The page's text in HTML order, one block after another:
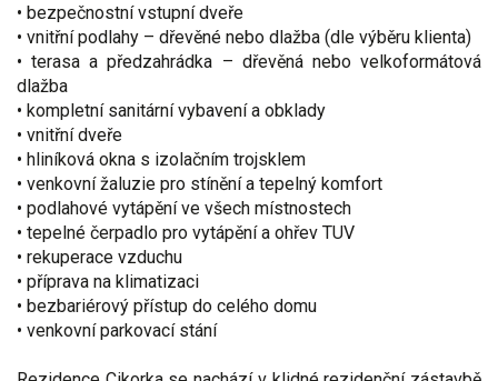
• bezpečnostní vstupní dveře
• vnitřní podlahy – dřevěné nebo dlažba (dle výběru klienta)
• terasa a předzahrádka – dřevěná nebo velkoformátová
dlažba
• kompletní sanitární vybavení a obklady
• vnitřní dveře
• hliníková okna s izolačním trojsklem
• venkovní žaluzie pro stínění a tepelný komfort
• podlahové vytápění ve všech místnostech
• tepelné čerpadlo pro vytápění a ohřev TUV
• rekuperace vzduchu
• příprava na klimatizaci
• bezbariérový přístup do celého domu
• venkovní parkovací stání